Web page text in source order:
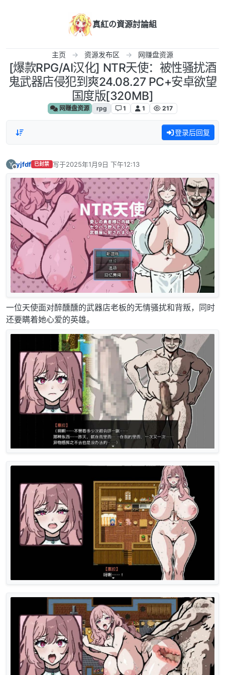
真紅の資源討論組
主页 资源发布区 网赚盘资源
[爆款RPG/AI汉化] NTR天使：被性骚扰酒
鬼武器店侵犯到爽24.08.27 PC+安卓欲望
国度版[320MB]
网赚盘资源 rpg 1 1 217
登录后回复
Y yjfdf 已封禁 写于2025年1月9日 下午12:13
最后由 编辑
一位天使面对醉醺醺的武器店老板的无情骚扰和背叛，同时
还要瞒着她心爱的英雄。